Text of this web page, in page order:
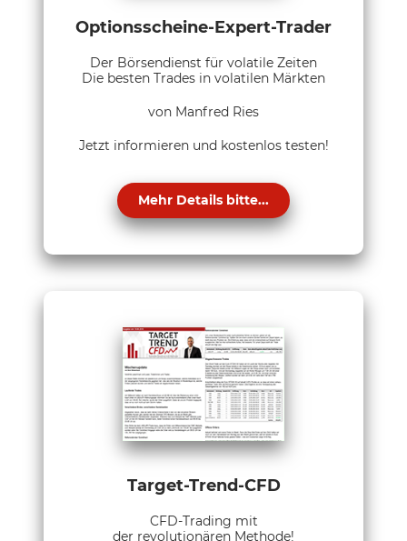
Optionsscheine-Expert-Trader
Der Börsendienst für volatile Zeiten
Die besten Trades in volatilen Märkten
von Manfred Ries
Jetzt informieren und kostenlos testen!
Mehr Details bitte...
Target-Trend-CFD
CFD-Trading mit
der revolutionären Methode!